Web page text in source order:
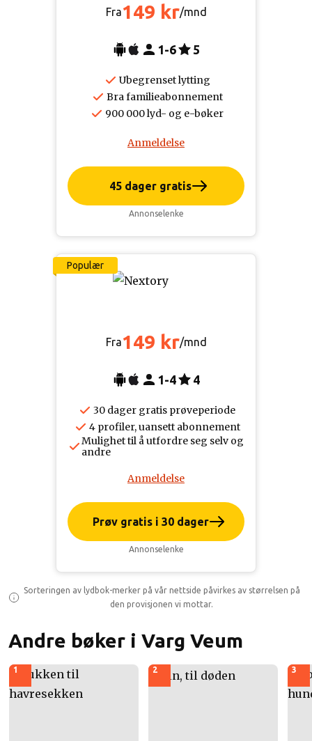
Fra149 kr/mnd
1-6 5
Ubegrenset lytting
Bra familieabonnement
900 000 lyd- og e-bøker
Anmeldelse
45 dager gratis
Annonselenke
Populær
Fra149 kr/mnd
1-4 4
30 dager gratis prøveperiode
4 profiler, uansett abonnement
Mulighet til å utfordre seg selv og
andre
Anmeldelse
Prøv gratis i 30 dager
Annonselenke
Sorteringen av lydbok-merker på vår nettside påvirkes av størrelsen på
den provisjonen vi mottar.
Andre bøker i Varg Veum
1 2 3